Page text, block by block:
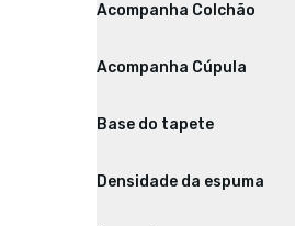
Acompanha Colchão
Acompanha Cúpula
Base do tapete
Densidade da espuma